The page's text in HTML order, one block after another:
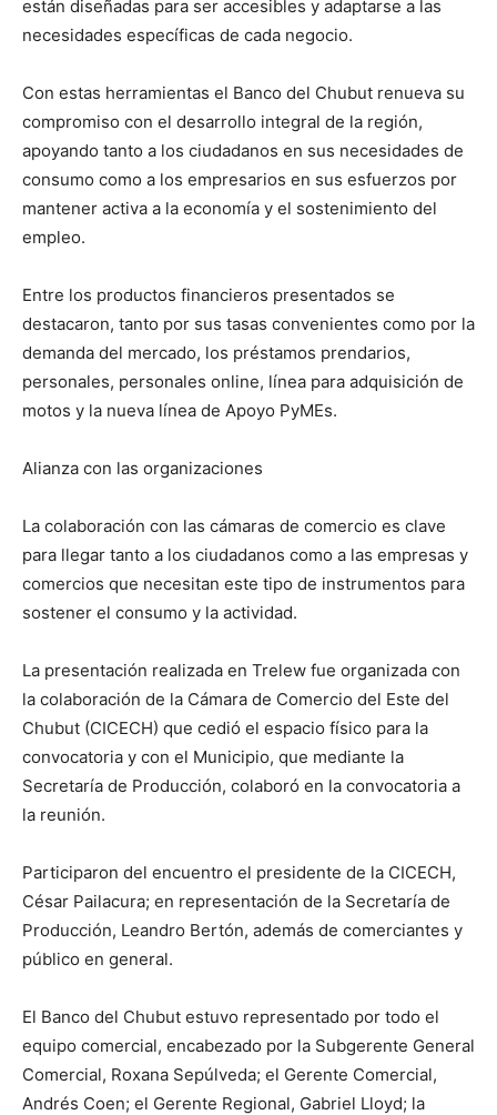
están diseñadas para ser accesibles y adaptarse a las
necesidades específicas de cada negocio.
Con estas herramientas el Banco del Chubut renueva su
compromiso con el desarrollo integral de la región,
apoyando tanto a los ciudadanos en sus necesidades de
consumo como a los empresarios en sus esfuerzos por
mantener activa a la economía y el sostenimiento del
empleo.
Entre los productos financieros presentados se
destacaron, tanto por sus tasas convenientes como por la
demanda del mercado, los préstamos prendarios,
personales, personales online, línea para adquisición de
motos y la nueva línea de Apoyo PyMEs.
Alianza con las organizaciones
La colaboración con las cámaras de comercio es clave
para llegar tanto a los ciudadanos como a las empresas y
comercios que necesitan este tipo de instrumentos para
sostener el consumo y la actividad.
La presentación realizada en Trelew fue organizada con
la colaboración de la Cámara de Comercio del Este del
Chubut (CICECH) que cedió el espacio físico para la
convocatoria y con el Municipio, que mediante la
Secretaría de Producción, colaboró en la convocatoria a
la reunión.
Participaron del encuentro el presidente de la CICECH,
César Pailacura; en representación de la Secretaría de
Producción, Leandro Bertón, además de comerciantes y
público en general.
El Banco del Chubut estuvo representado por todo el
equipo comercial, encabezado por la Subgerente General
Comercial, Roxana Sepúlveda; el Gerente Comercial,
Andrés Coen; el Gerente Regional, Gabriel Lloyd; la